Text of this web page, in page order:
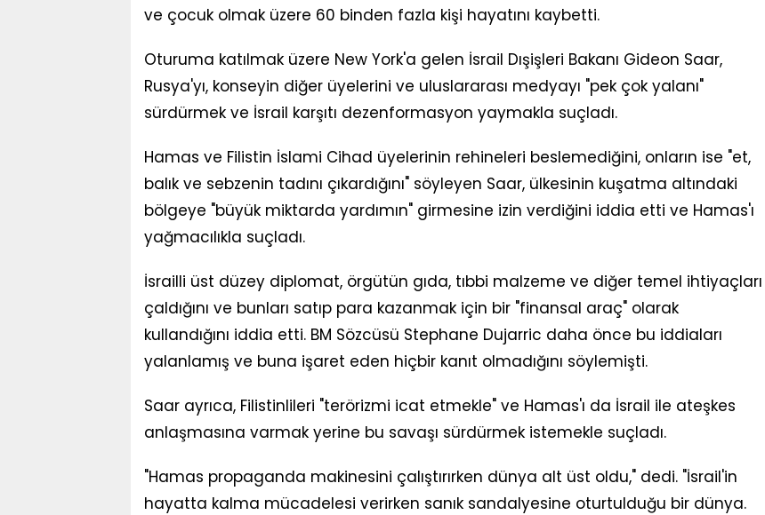
ve çocuk olmak üzere 60 binden fazla kişi hayatını kaybetti.
Oturuma katılmak üzere New York'a gelen İsrail Dışişleri Bakanı Gideon Saar,
Rusya'yı, konseyin diğer üyelerini ve uluslararası medyayı "pek çok yalanı"
sürdürmek ve İsrail karşıtı dezenformasyon yaymakla suçladı.
Hamas ve Filistin İslami Cihad üyelerinin rehineleri beslemediğini, onların ise "et,
balık ve sebzenin tadını çıkardığını" söyleyen Saar, ülkesinin kuşatma altındaki
bölgeye "büyük miktarda yardımın" girmesine izin verdiğini iddia etti ve Hamas'ı
yağmacılıkla suçladı.
İsrailli üst düzey diplomat, örgütün gıda, tıbbi malzeme ve diğer temel ihtiyaçları
çaldığını ve bunları satıp para kazanmak için bir "finansal araç" olarak
kullandığını iddia etti. BM Sözcüsü Stephane Dujarric daha önce bu iddiaları
yalanlamış ve buna işaret eden hiçbir kanıt olmadığını söylemişti.
Saar ayrıca, Filistinlileri "terörizmi icat etmekle" ve Hamas'ı da İsrail ile ateşkes
anlaşmasına varmak yerine bu savaşı sürdürmek istemekle suçladı.
"Hamas propaganda makinesini çalıştırırken dünya alt üst oldu," dedi. "İsrail'in
hayatta kalma mücadelesi verirken sanık sandalyesine oturtulduğu bir dünya.